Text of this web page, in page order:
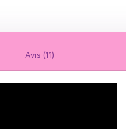
Avis (11)